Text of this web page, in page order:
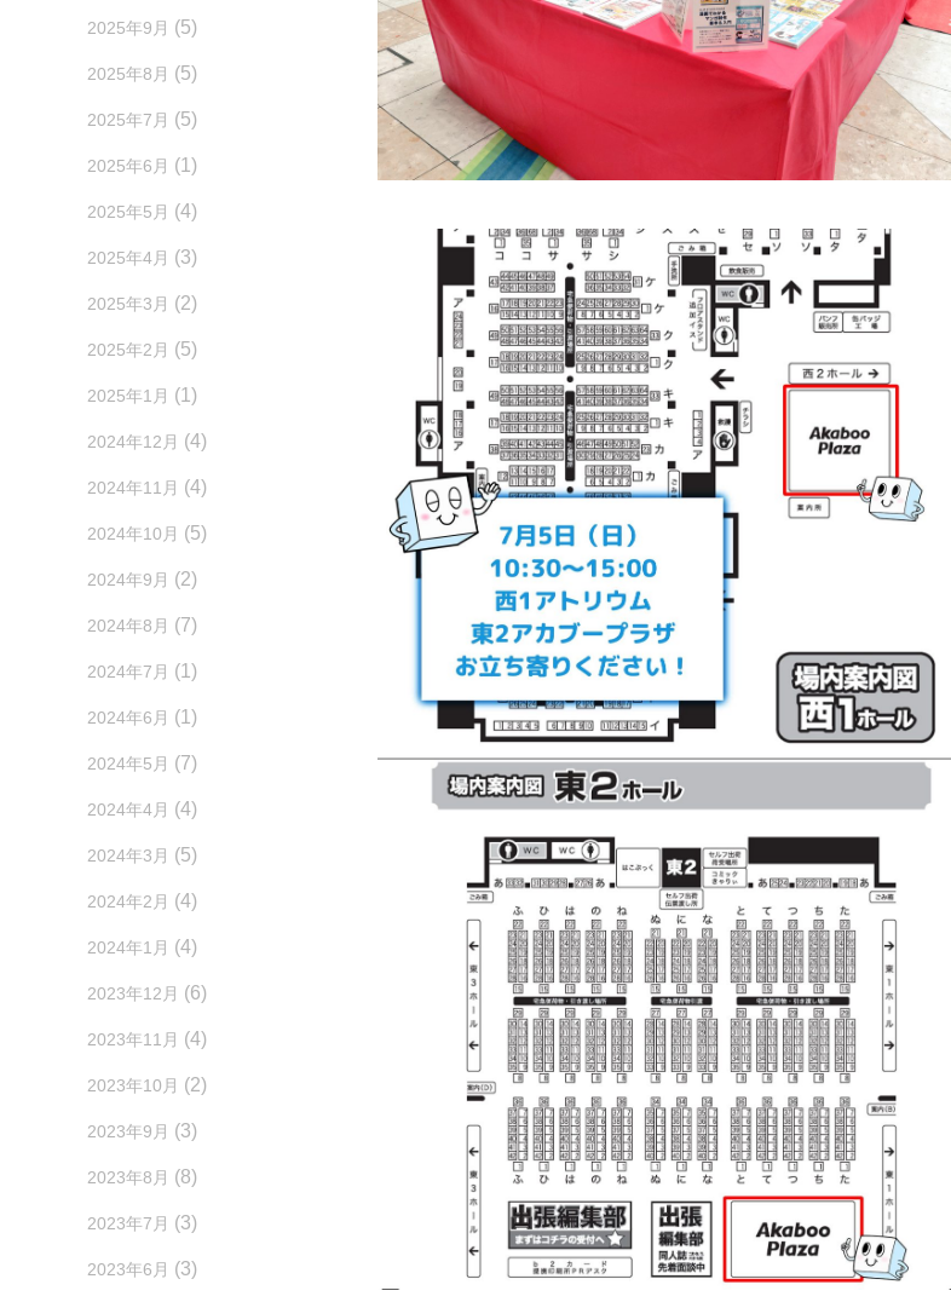
2025年9月 (5)
2025年8月 (5)
2025年7月 (5)
2025年6月 (1)
2025年5月 (4)
2025年4月 (3)
2025年3月 (2)
2025年2月 (5)
2025年1月 (1)
2024年12月 (4)
2024年11月 (4)
2024年10月 (5)
2024年9月 (2)
2024年8月 (7)
2024年7月 (1)
2024年6月 (1)
2024年5月 (7)
2024年4月 (4)
2024年3月 (5)
2024年2月 (4)
2024年1月 (4)
2023年12月 (6)
2023年11月 (4)
2023年10月 (2)
2023年9月 (3)
2023年8月 (8)
2023年7月 (3)
2023年6月 (3)